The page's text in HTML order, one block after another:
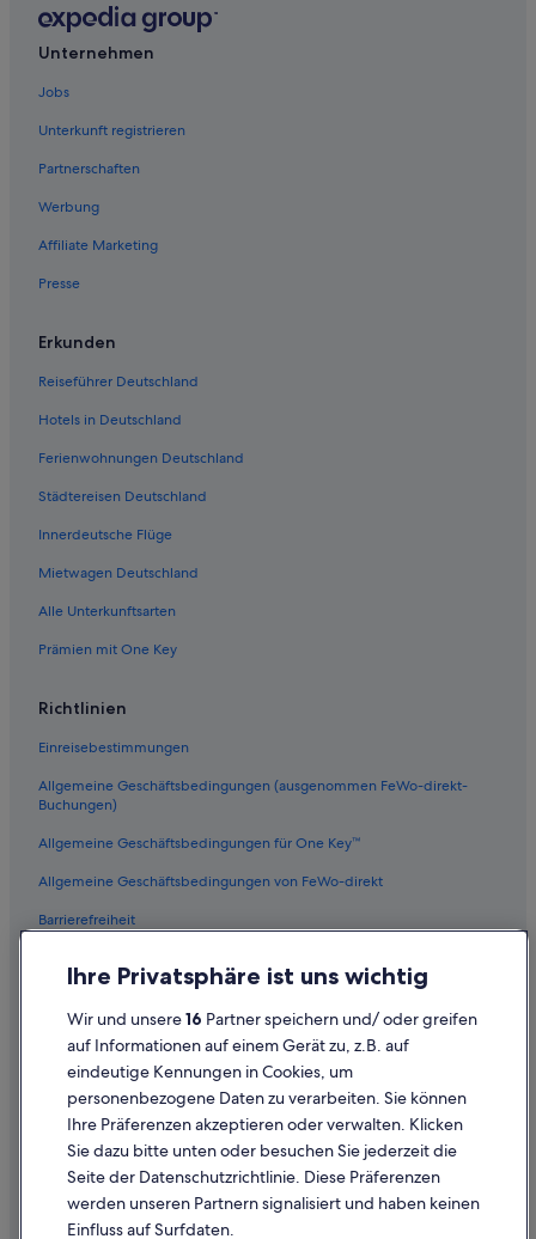
Unternehmen
Jobs
Unterkunft registrieren
Partnerschaften
Werbung
Affiliate Marketing
Presse
Erkunden
Reiseführer Deutschland
Hotels in Deutschland
Ferienwohnungen Deutschland
Städtereisen Deutschland
Innerdeutsche Flüge
Mietwagen Deutschland
Alle Unterkunftsarten
Prämien mit One Key
Richtlinien
Einreisebestimmungen
Allgemeine Geschäftsbedingungen (ausgenommen FeWo-direkt-
Buchungen)
Allgemeine Geschäftsbedingungen für One Key™
Allgemeine Geschäftsbedingungen von FeWo-direkt
Barrierefreiheit
Rechtliche Hinweise/Kontakt
Inhaltsrichtlinien und Melden von Inhalten
Hilfe
Hilfe
Flug stornieren
Ihre Privatsphäre ist uns wichtig
Wir und unsere16 Partner speichern und/ oder greifen
auf Informationen auf einem Gerät zu, z.B. auf
eindeutige Kennungen in Cookies, um
personenbezogene Daten zu verarbeiten. Sie können
Ihre Präferenzen akzeptieren oder verwalten. Klicken
Sie dazu bitte unten oder besuchen Sie jederzeit die
Seite der Datenschutzrichtlinie. Diese Präferenzen
werden unseren Partnern signalisiert und haben keinen
Einfluss auf Surfdaten.